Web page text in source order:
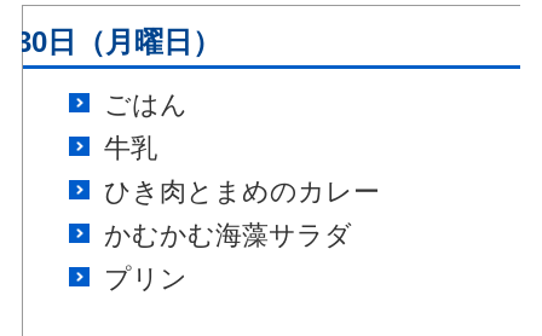
30日（月曜日）
ごはん
牛乳
ひき肉とまめのカレー
かむかむ海藻サラダ
プリン